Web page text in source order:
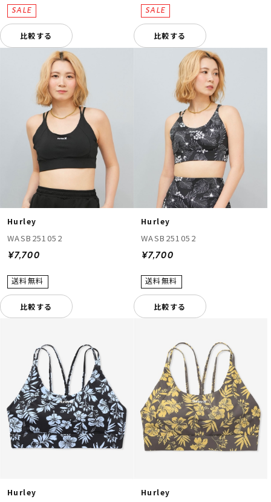
比較する 比較する
Hurley
WASB251052
¥7,700
比較する
Hurley
WASB251052
¥7,700
比較する
Hurley Hurley